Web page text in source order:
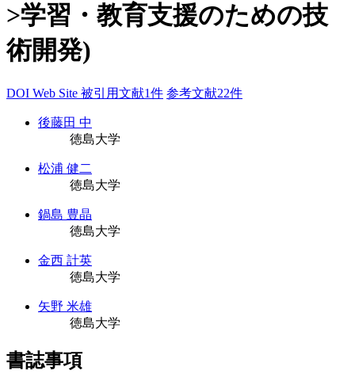
>学習・教育支援のための技
術開発)
DOI Web Site 被引用文献1件 参考文献22件
後藤田 中
徳島大学
松浦 健二
徳島大学
鍋島 豊晶
徳島大学
金西 計英
徳島大学
矢野 米雄
徳島大学
書誌事項